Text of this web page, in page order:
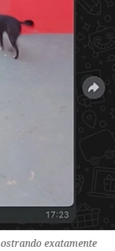
exatamente